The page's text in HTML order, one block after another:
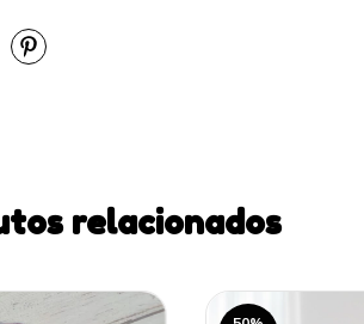
relacionados